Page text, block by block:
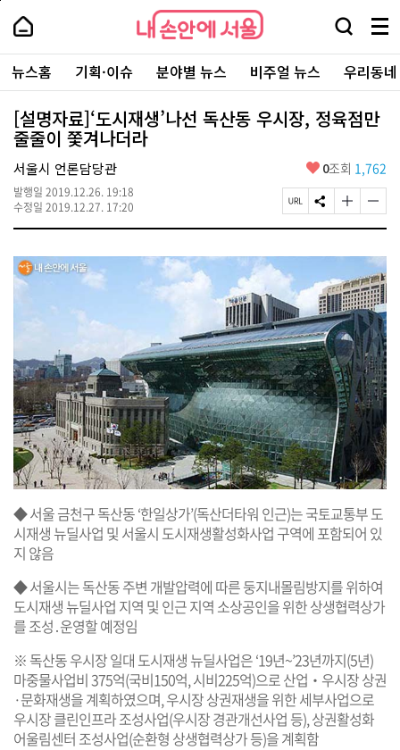
본
로
가
내
손
안
에
서
울
-
서
울
시
대
표
소
통
포
내
손
에
울
검
창
열
기
메
뉴
전
체
보
기
주
요
서
뉴스홈 기획·이슈 분야별 뉴스 비주얼 뉴스 우리동
[설명자료]‘도시재생’나선 독산동 우시장, 정육점만
줄줄이 쫓겨나더라
서울시 언론담당관
발행일 2019.12.26. 19:18
수정일 2019.12.27. 17:20
좋
요
0조회 1,762
페
이
U
복
사
S
N
공
하
기
글
자
기
게
변
경
하
기
글
자
기
작
게
변
경
하
기
◆ 서울 금천구 독산동 ‘한일상가’(독산더타워 인근)는 국토교통부 도
시재생 뉴딜사업 및 서울시 도시재생활성화사업 구역에 포함되어 있
지 않음
◆ 서울시는 독산동 주변 개발압력에 따른 둥지내몰림방지를 위하여
도시재생 뉴딜사업 지역 및 인근 지역 소상공인을 위한 상생협력상가
를 조성․운영할 예정임
※ 독산동 우시장 일대 도시재생 뉴딜사업은 ‘19년~’23년까지(5년)
마중물사업비 375억(국비150억, 시비225억)으로 산업‧우시장 상권
·문화재생을 계획하였으며, 우시장 상권재생을 위한 세부사업으로
우시장 클린인프라 조성사업(우시장 경관개선사업 등), 상권활성화
어울림센터 조성사업(순환형 상생협력상가 등)을 계획함
페
상
단
로